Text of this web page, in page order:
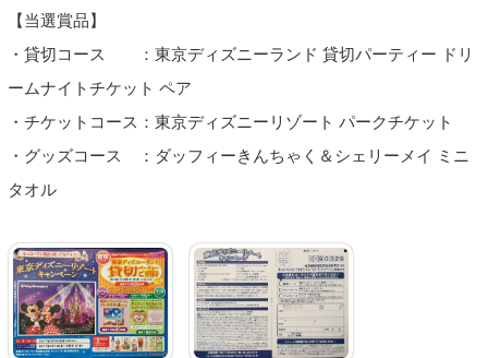
【当選賞品】
・貸切コース ：東京ディズニーランド 貸切パーティー ドリ
ームナイトチケット ペア
・チケットコース：東京ディズニーリゾート パークチケット
・グッズコース ：ダッフィーきんちゃく＆シェリーメイ ミニ
タオル